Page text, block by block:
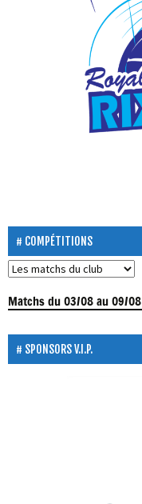
COMPÉTITIONS
Matchsdu 03/08 au 09/08
SPONSORS V.I.P.